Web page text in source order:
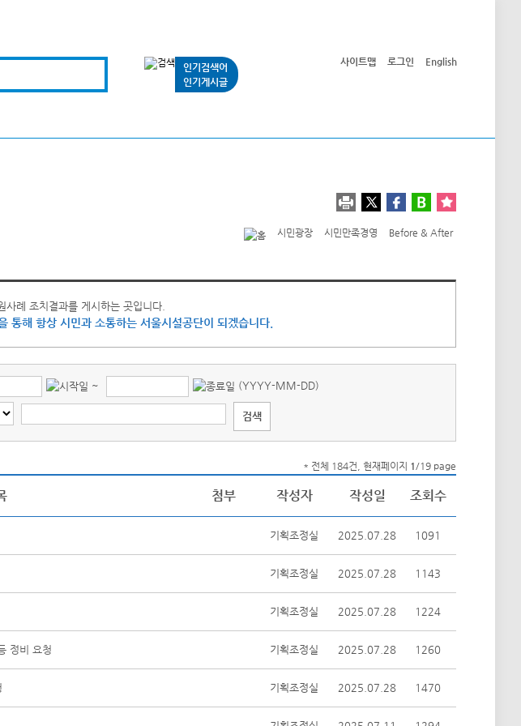
인기검색어
인기게시글
사이트맵 로그인 English
시민광장 시민만족경영 Before & After
사례 조치결과를 게시하는 곳입니다.
통해 항상 시민과 소통하는 서울시설공단이 되겠습니다.
~ (YYYY-MM-DD)
* 전체 184건, 현재페이지 1/19 page
첨부 작성자 작성일 조회수
기획조정실 2025.07.28 1091
기획조정실 2025.07.28 1143
기획조정실 2025.07.28 1224
정비 요청 기획조정실 2025.07.28 1260
기획조정실 2025.07.28 1470